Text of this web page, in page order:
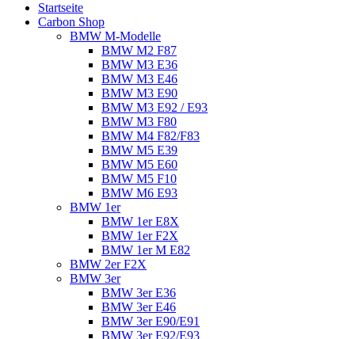
Startseite
Carbon Shop
BMW M-Modelle
BMW M2 F87
BMW M3 E36
BMW M3 E46
BMW M3 E90
BMW M3 E92 / E93
BMW M3 F80
BMW M4 F82/F83
BMW M5 E39
BMW M5 E60
BMW M5 F10
BMW M6 E93
BMW 1er
BMW 1er E8X
BMW 1er F2X
BMW 1er M E82
BMW 2er F2X
BMW 3er
BMW 3er E36
BMW 3er E46
BMW 3er E90/E91
BMW 3er E92/E93